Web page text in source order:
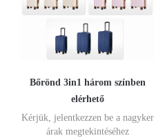
Bőrönd 3in1 három színben
elérhető
Kérjük, jelentkezzen be a nagyker
árak megtekintéséhez